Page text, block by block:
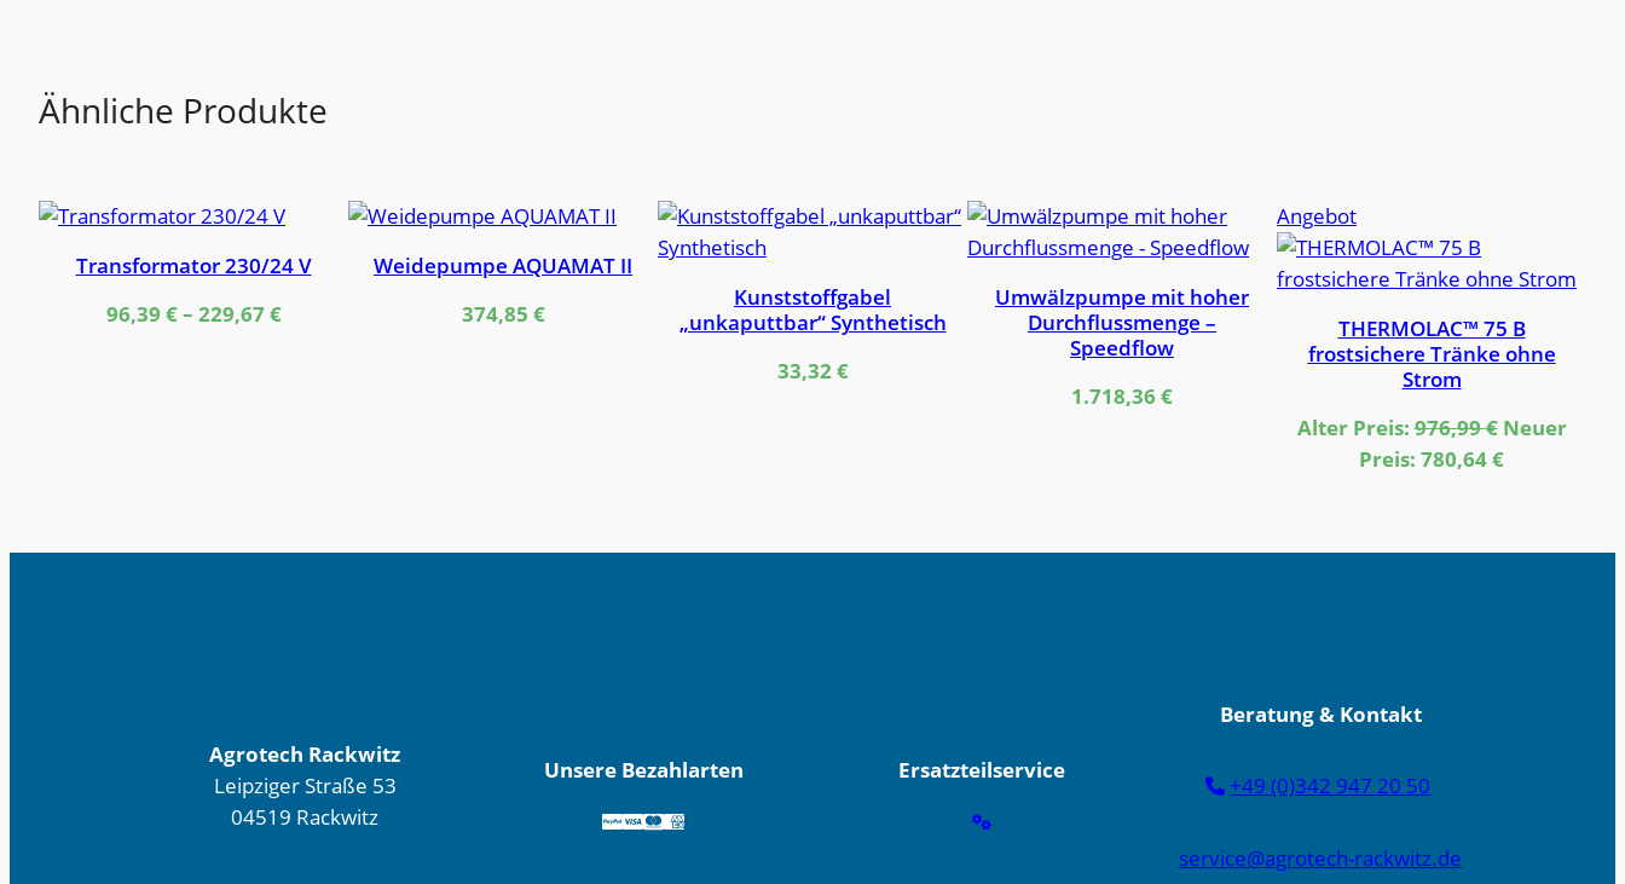
Ähnliche Produkte
Transformator 230/24 V
96,39 €– 229,67€
Weidepumpe AQUAMAT II
374,85 €
Kunststoffgabel
„unkaputtbar“ Synthetisch
33,32€
Umwälzpumpe mit hoher
Durchflussmenge –
Speedflow
1.718,36 €
AngebotProdukt
im
Angebot
THERMOLAC™ 75 B
frostsichere Tränke ohne
Strom
Alter Preis:976,99€
Preis
Neuer
Preis: 780,64€Aktueller
780,64 €.
Agrotech Rackwitz
Leipziger Straße 53
04519 Rackwitz
Unsere Bezahlarten Ersatzteilservice
Beratung & Kontakt
+49 (0)342 947 20 50
service@agrotech-rackwitz.de